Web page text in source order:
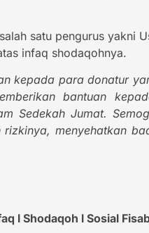
satu pengurus yakni
infaq shodaqohnya.
kepada para donatur
bantuan
Sedekah Jumat.
menyehatkan
l Shodaqoh l Sosial